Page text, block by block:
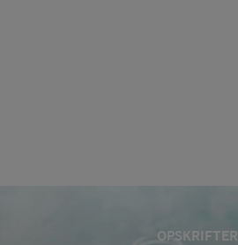
OPSKRIFTER